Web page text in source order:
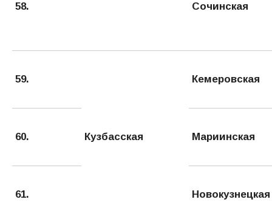
58. Сочинская
59.
Кузбасская
Кемеровская
60. Мариинская
61. Новокузнецкая